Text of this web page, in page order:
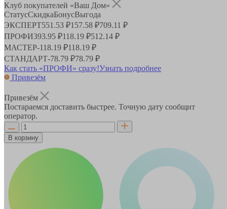
Клуб покупателей «Ваш Дом»
СтатусСкидкаБонусВыгода
ЭКСПЕРТ551.53 ₽157.58 ₽709.11 ₽
ПРОФИ393.95 ₽118.19 ₽512.14 ₽
МАСТЕР-118.19 ₽118.19 ₽
СТАНДАРТ-78.79 ₽78.79 ₽
Как стать «ПРОФИ» сразу!Узнать подробнее
Привезём
Привезём
Постараемся доставить быстрее. Точную дату сообщит
оператор.
В корзину